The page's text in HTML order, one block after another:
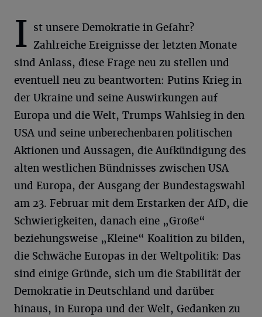
I st unsere Demokratie in Gefahr?
Zahlreiche Ereignisse der letzten Monate
sind Anlass, diese Frage neu zu stellen und
eventuell neu zu beantworten: Putins Krieg in
der Ukraine und seine Auswirkungen auf
Europa und die Welt, Trumps Wahlsieg in den
USA und seine unberechenbaren politischen
Aktionen und Aussagen, die Aufkündigung des
alten westlichen Bündnisses zwischen USA
und Europa, der Ausgang der Bundestagswahl
am 23. Februar mit dem Erstarken der AfD, die
Schwierigkeiten, danach eine „Große“
beziehungsweise „Kleine“ Koalition zu bilden,
die Schwäche Europas in der Weltpolitik: Das
sind einige Gründe, sich um die Stabilität der
Demokratie in Deutschland und darüber
hinaus, in Europa und der Welt, Gedanken zu